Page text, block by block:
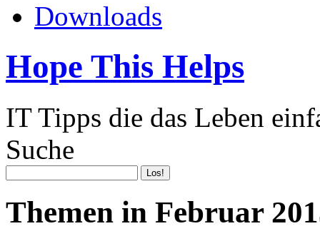
Downloads
Hope This Helps
IT Tipps die das Leben
Suche
Themen in Februar